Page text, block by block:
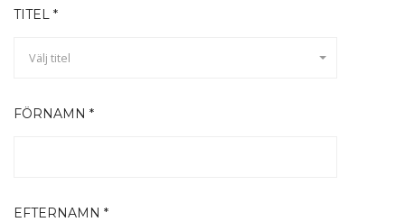
TITEL *
Välj titel
FÖRNAMN *
EFTERNAMN *